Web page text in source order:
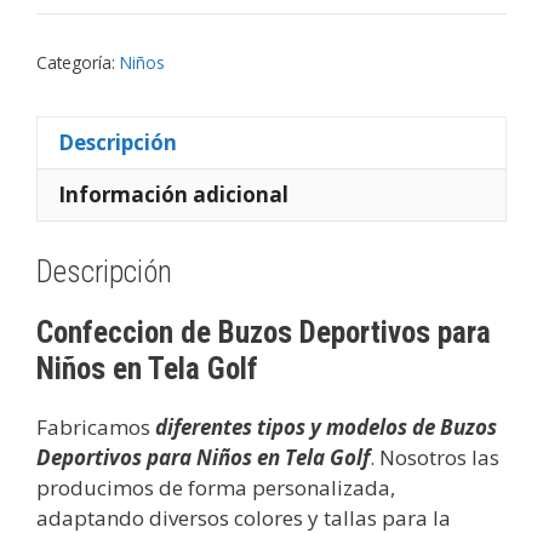
Categoría: Niños
Descripción
Información adicional
Descripción
Confeccion de Buzos Deportivos para
Niños en Tela Golf
Fabricamos diferentes tipos y modelos de Buzos
Deportivos para Niños en Tela Golf. Nosotros las
producimos de forma personalizada,
adaptando diversos colores y tallas para la